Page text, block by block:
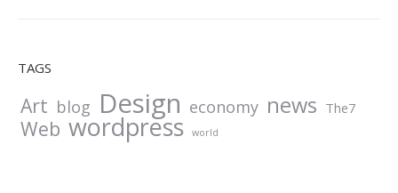
TAGS
Art blog Design economy news The7
Web wordpress world